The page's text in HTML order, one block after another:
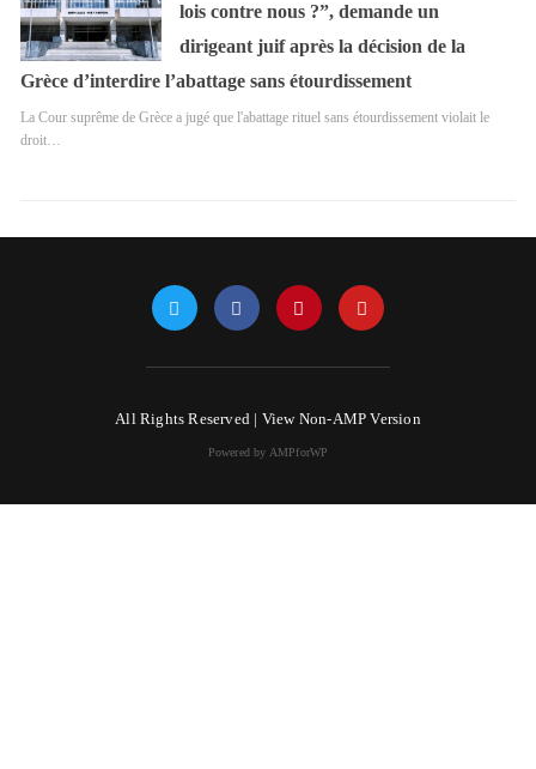
lois contre nous ?”, demande un
dirigeant juif après la décision de la
Grèce d’interdire l’abattage sans étourdissement
La Cour suprême de Grèce a jugé que l'abattage rituel sans étourdissement violait le
droit…
All Rights Reserved | View Non-AMP Version
Powered by AMPforWP